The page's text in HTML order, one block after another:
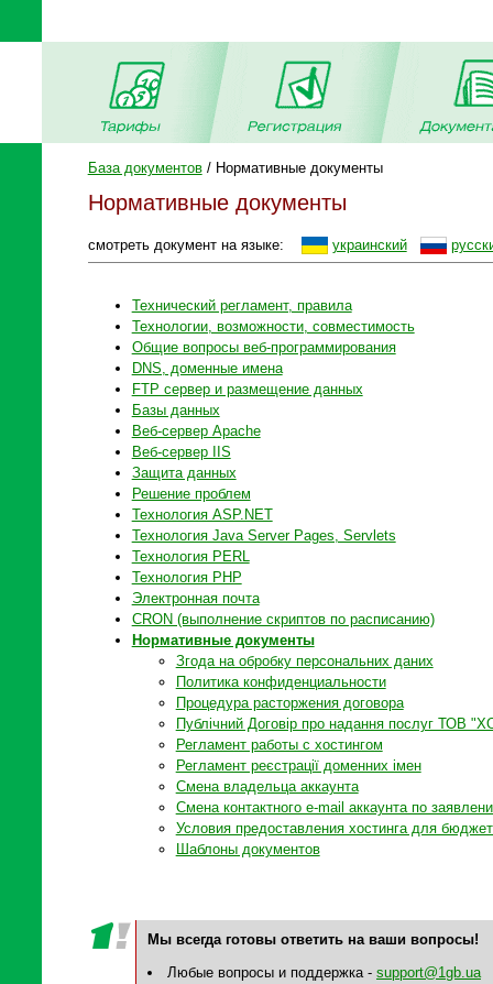
База документов/ Нормативные документы
Нормативные документы
смотреть документ на языке: украинский
Технический регламент, правила
Технологии, возможности, совместимость
Общие вопросы веб-программирования
DNS, доменные имена
FTP сервер и размещение данных
Базы данных
Веб-сервер Apache
Веб-сервер IIS
Защита данных
Решение проблем
Технология ASP.NET
Технология Java Server Pages, Servlets
Технология PERL
Технология PHP
Электронная почта
CRON (выполнение скриптов по расписанию)
Нормативные документы
Згода на обробку персональних даних
Политика конфиденциальности
Процедура расторжения договора
Публічний Договір про надання послуг ТОВ
Регламент работы с хостингом
Регламент реєстрації доменних імен
Смена владельца аккаунта
Смена контактного e-mail аккаунта по
Условия предоставления хостинга для
Шаблоны документов
Мы всегда готовы ответить на ваши вопросы!
Любые вопросы и поддержка - support@1gb.ua